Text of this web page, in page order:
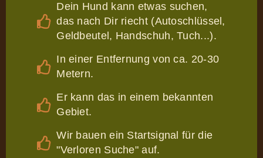
Dein Hund kann etwas suchen,
das nach Dir riecht (Autoschlüssel,
Geldbeutel, Handschuh, Tuch...).
In einer Entfernung von ca. 20-30
Metern.
Er kann das in einem bekannten
Gebiet.
Wir bauen ein Startsignal für die
"Verloren Suche" auf.